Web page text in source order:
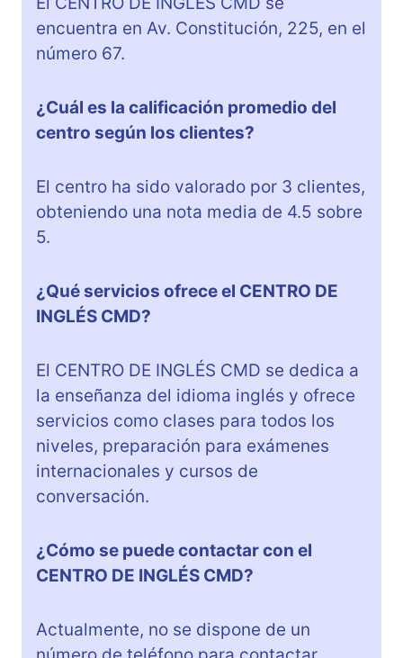
encuentra en Av. Constitución, 225, en el
número 67.
¿Cuál es la calificación promedio del
centro según los clientes?
El centro ha sido valorado por 3 clientes,
obteniendo una nota media de 4.5 sobre
5.
¿Qué servicios ofrece el CENTRO DE
INGLÉS CMD?
El CENTRO DE INGLÉS CMD se dedica a
la enseñanza del idioma inglés y ofrece
servicios como clases para todos los
niveles, preparación para exámenes
internacionales y cursos de
conversación.
¿Cómo se puede contactar con el
CENTRO DE INGLÉS CMD?
Actualmente, no se dispone de un